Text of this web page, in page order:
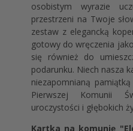
osobistym wyrazie
przestrzeni na Twoje
zestaw z elegancką
gotowy do wręczenia
się również do
podarunku. Niech nasza
niezapomnianą
Pierwszej Komunii
uroczystości i głębokich
Kartka na komunię